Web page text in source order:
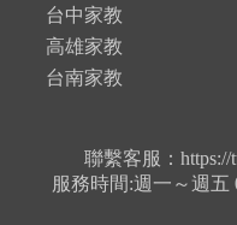
台中家教
高雄家教
台南家教
聯繫客服：https://
服務時間:週一～週五